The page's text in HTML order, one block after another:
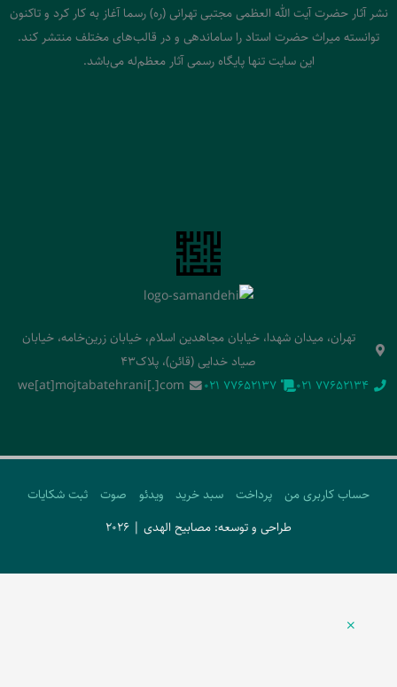
نشر آثار حضرت آیت الله العظمی مجتبی تهرانی (ره) رسما آغاز به کار کرد و تاکنون
توانسته میراث حضرت استاد را ساماندهی و در قالب‌های مختلف منتشر کند.
این سایت تنها پایگاه رسمی آثار معظم‌له می‌باشد.
تهران، میدان شهدا، خیابان مجاهدین اسلام، خیابان زرین‌خامه، خیابان
صیاد خدایی (قائن)، پلاک43
‭021 77652134‬
‭021 77652137‬
we[at]mojtabatehrani[.]com
حساب کاربری من پرداخت سبد خرید ویدئو صوت
ثبت شکایات
طراحی و توسعه: مصابیح الهدی | 2026